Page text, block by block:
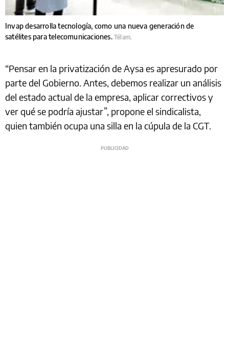
Invap desarrolla tecnología, como una nueva generación de
satélites para telecomunicaciones. Télam.
“Pensar en la privatización de Aysa es apresurado por
parte del Gobierno. Antes, debemos realizar un análisis
del estado actual de la empresa, aplicar correctivos y
ver qué se podría ajustar”, propone el sindicalista,
quien también ocupa una silla en la cúpula de la CGT.